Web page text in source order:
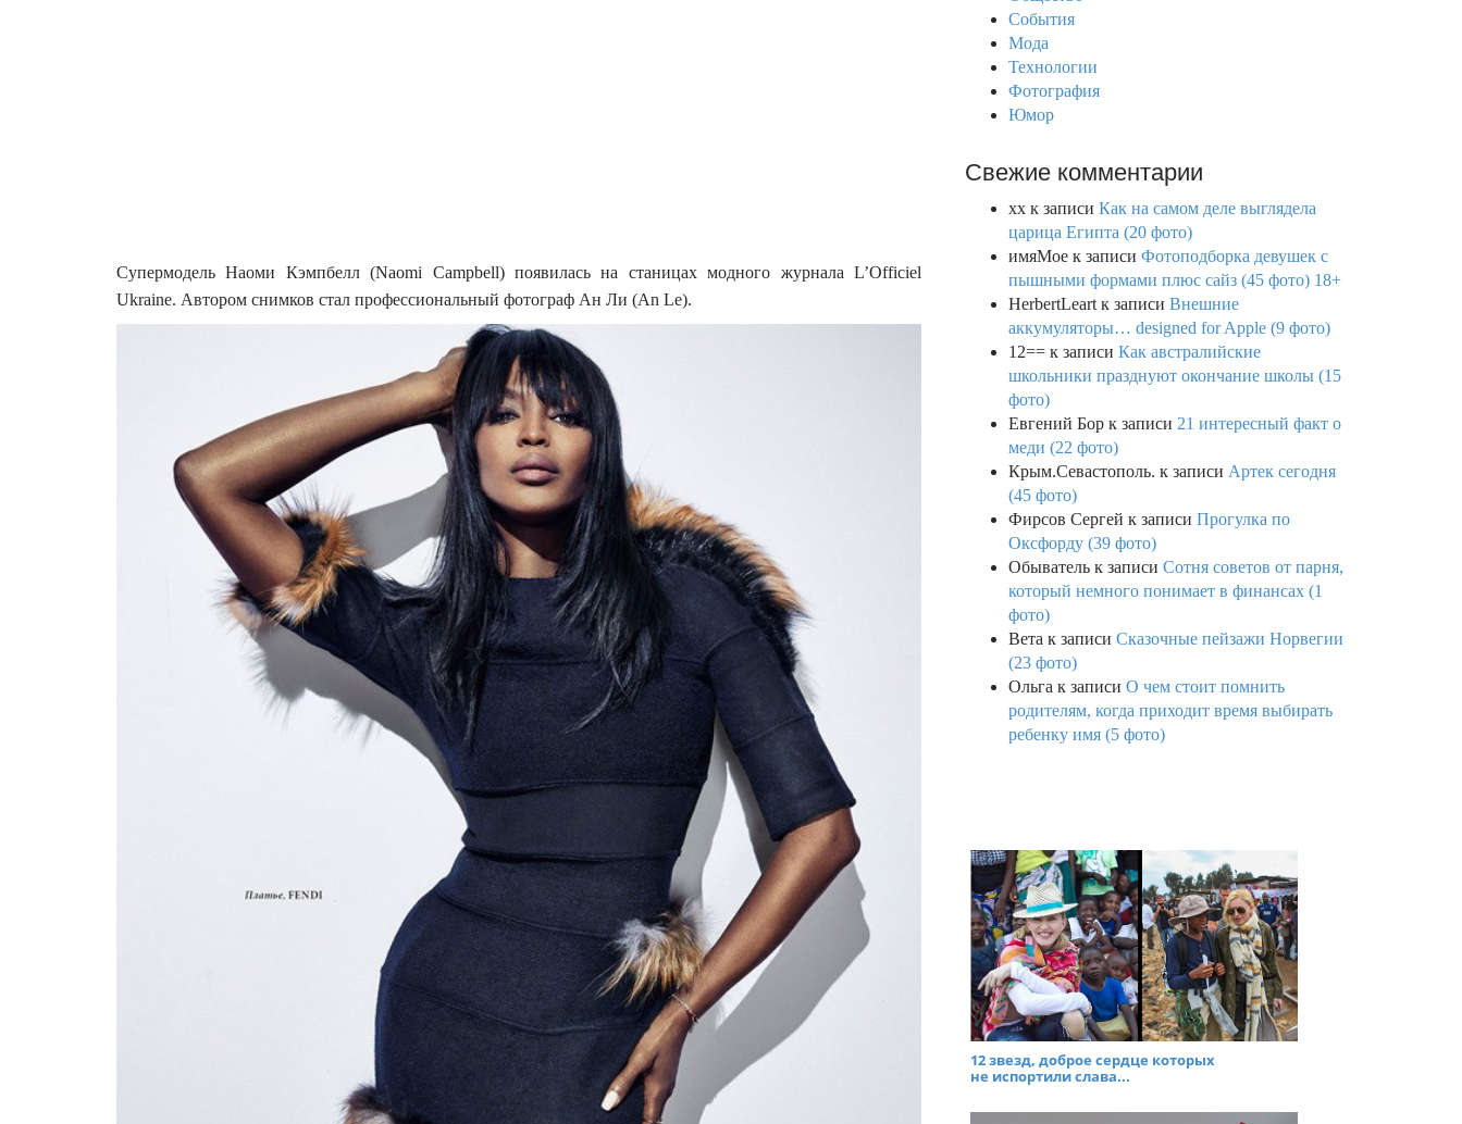
Супермодель Наоми Кэмпбелл (Naomi Campbell) появилась на станицах модного журнала L’Officiel
Ukraine. Автором снимков стал профессиональный фотограф Ан Ли (An Le).
События
Мода
Технологии
Фотография
Юмор
Свежие комментарии
xx к записи Как на самом деле выглядела
царица Египта (20 фото)
имяМое к записи Фотоподборка девушек с
пышными формами плюс сайз (45 фото) 18+
HerbertLeart к записи Внешние
аккумуляторы… designed for Apple (9 фото)
12== к записи Как австралийские
школьники празднуют окончание школы (15
фото)
Евгений Бор к записи 21 интересный факт о
меди (22 фото)
Крым.Севастополь. к записи Артек сегодня
(45 фото)
Фирсов Сергей к записи Прогулка по
Оксфорду (39 фото)
Обыватель к записи Сотня советов от парня,
который немного понимает в финансах (1
фото)
Вета к записи Сказочные пейзажи Норвегии
(23 фото)
Ольга к записи О чем стоит помнить
родителям, когда приходит время выбирать
ребенку имя (5 фото)
12 звезд, доброе сердце которых
не испортили слава...